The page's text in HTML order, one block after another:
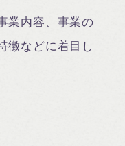
業内容、事業の
徴などに着目し